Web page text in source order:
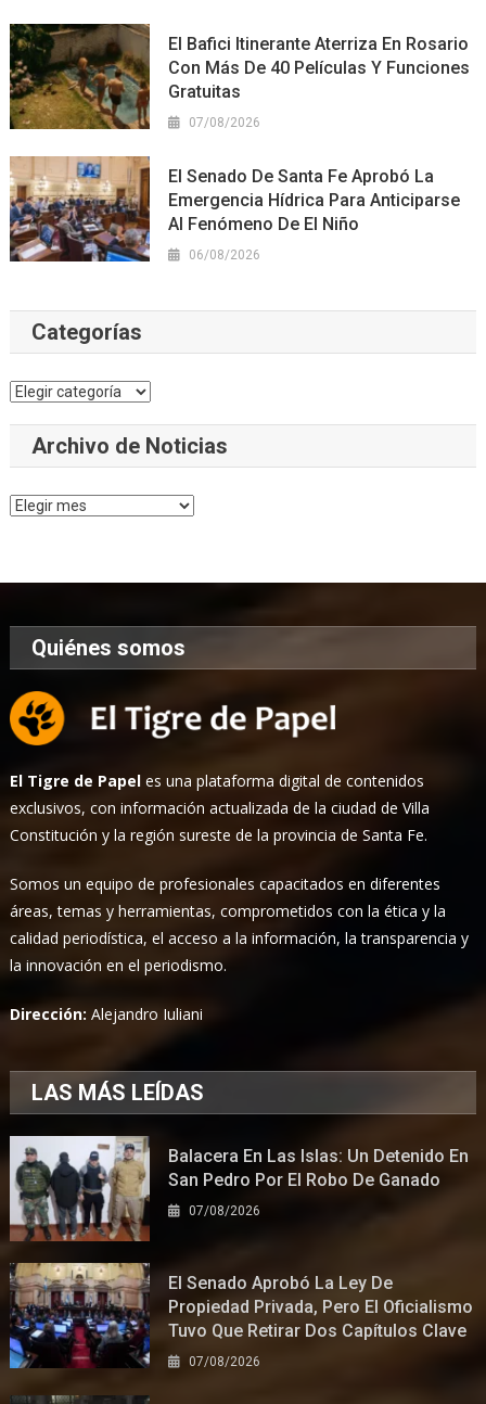
El Bafici Itinerante Aterriza En Rosario
Con Más De 40 Películas Y Funciones
Gratuitas
07/08/2026
El Senado De Santa Fe Aprobó La
Emergencia Hídrica Para Anticiparse
Al Fenómeno De El Niño
06/08/2026
Categorías
Categorías
Archivo de Noticias
Archivo
Quiénes somos
El Tigre de Papel es una plataforma digital de contenidos
exclusivos, con información actualizada de la ciudad de Villa
Constitución y la región sureste de la provincia de Santa Fe.
Somos un equipo de profesionales capacitados en diferentes
áreas, temas y herramientas, comprometidos con la ética y la
calidad periodística, el acceso a la información, la transparencia y
la innovación en el periodismo.
Dirección:Alejandro Iuliani
LAS MÁS LEÍDAS
Balacera En Las Islas: Un Detenido En
San Pedro Por El Robo De Ganado
07/08/2026
El Senado Aprobó La Ley De
Propiedad Privada, Pero El Oficialismo
Tuvo Que Retirar Dos Capítulos Clave
07/08/2026